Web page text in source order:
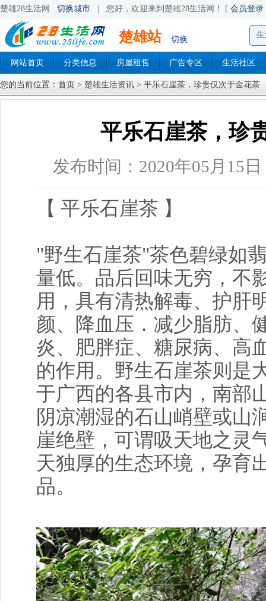
楚雄28生活网 切换城市 您好，欢迎来到楚雄28生活网！ [ 会员登录
楚雄站 切换
网站首页 分类信息 房屋租售 广告专区 生活社区
您的当前位置： 首页 > 楚雄生活资讯 > 平乐石崖茶，珍贵仅次于金花茶
平乐石崖茶，珍
发布时间：2020年05月15
【 平乐石崖茶 】
"野生石崖茶"茶色碧绿如
量低。品后回味无穷，不
用，具有清热解毒、护肝
颜、降血压．减少脂肪、
炎、肥胖症、糖尿病、高
的作用。野生石崖茶则是
于广西的各县市内，南部
阴凉潮湿的石山峭壁或山
崖绝壁，可谓吸天地之灵
天独厚的生态环境，孕育
品。